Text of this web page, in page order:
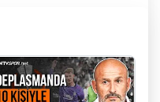
haberleri, takım
hayatına başlayan